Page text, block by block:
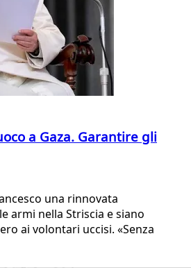
a Gaza. Garantire gli
una rinnovata
armi nella Striscia e siano
ai volontari uccisi. «Senza